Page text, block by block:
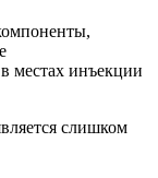
местах инъекции
слишком